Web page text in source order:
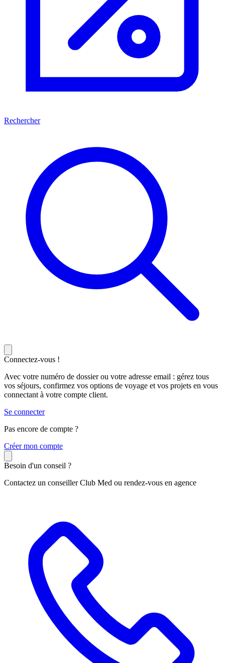
Rechercher
Connectez-vous !
Avec votre numéro de dossier ou votre adresse email : gérez tous
vos séjours, confirmez vos options de voyage et vos projets en vous
connectant à votre compte client.
Se connecter
Pas encore de compte ?
Créer mon compte
Besoin d'un conseil ?
Contactez un conseiller Club Med ou rendez-vous en agence